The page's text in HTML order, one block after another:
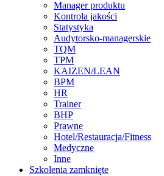
Manager produktu
Kontrola jakości
Statystyka
Audytorsko-managerskie
TQM
TPM
KAIZEN/LEAN
BPM
HR
Trainer
BHP
Prawne
Hotel/Restauracja/Fitness
Medyczne
Inne
Szkolenia zamknięte